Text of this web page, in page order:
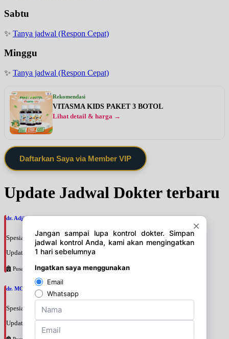
Sabtu
✨ Tanya jadwal (Respon Cepat)
Minggu
✨ Tanya jadwal (Respon Cepat)
Rekomendasi
VITASMA KIDS PAKET 3 BOTOL
Lihat detail & harga →
Daftarkan Saya via Member VIP
Update Jadwal Dokter terbaru
dr. Adji Suprajitno, SpPD
Spesialis: Penyakit Dalam
Update terakhir: 2026-08-07 20:37:59
Pusat Pertamina
dr. MOCHAMAD PASHA, SpPD
Spesialis: Penyakit Dalam
Update terakhir: 2026-08-07 20:35:45